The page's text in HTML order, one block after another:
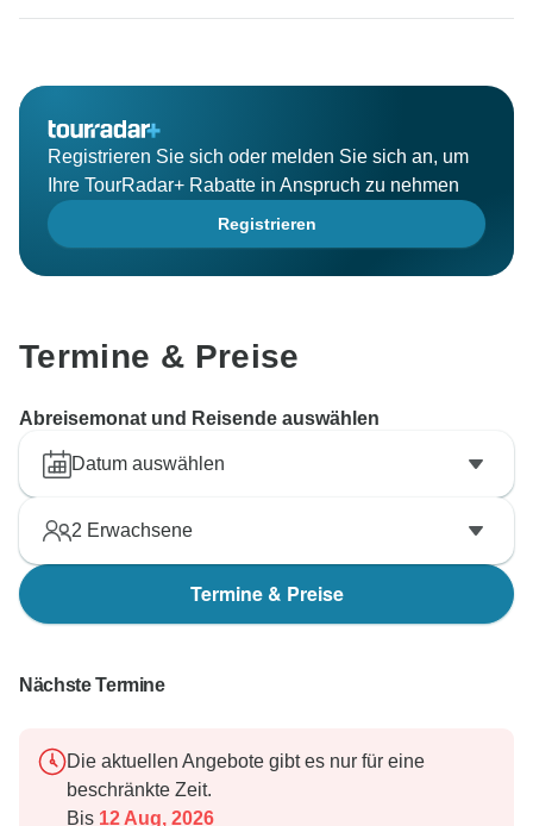
Registrieren Sie sich oder melden Sie sich an, um
Ihre TourRadar+ Rabatte in Anspruch zu nehmen
Registrieren
Termine & Preise
Abreisemonat und Reisende auswählen
Datum auswählen
2 Erwachsene
Termine & Preise
Nächste Termine
Die aktuellen Angebote gibt es nur für eine
beschränkte Zeit.
Bis 12 Aug, 2026